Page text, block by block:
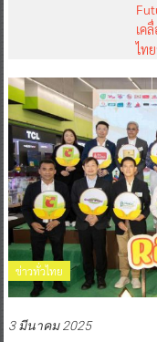
เชื่
ข่าวทั่วไทย
3 มีนาคม 2025
บิ๊กซี ผนึกกำลัง